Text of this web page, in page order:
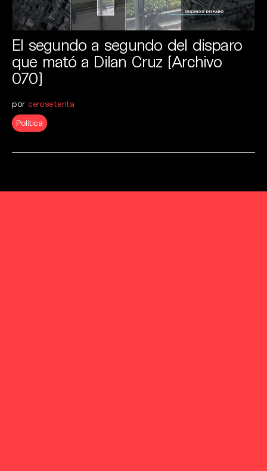
El segundo a segundo del disparo
que mató a Dilan Cruz [Archivo
070]
por cerosetenta
Política